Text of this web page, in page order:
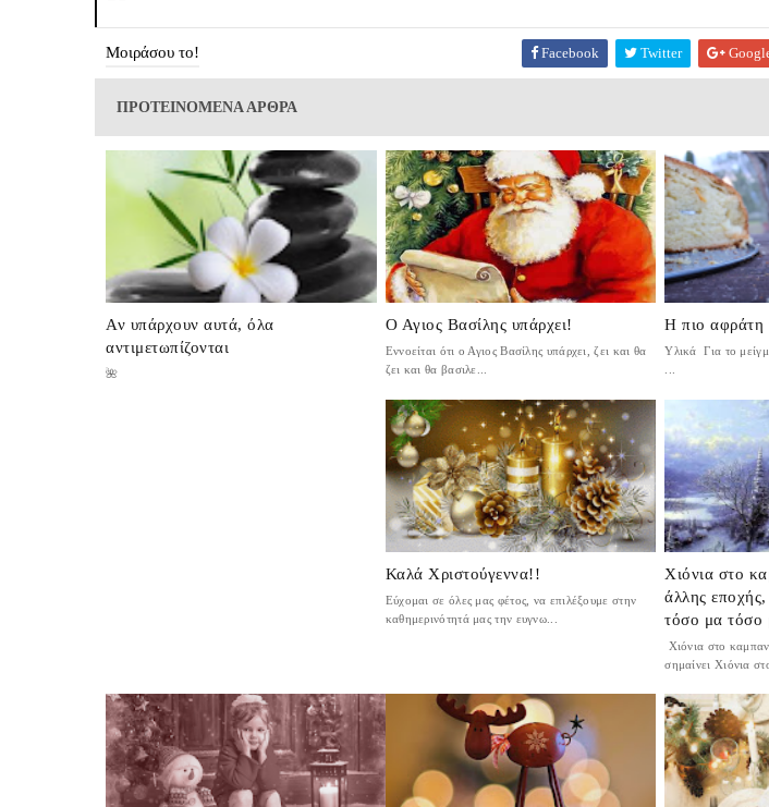
Μοιράσου το! Facebook Twitter
ΠΡΟΤΕΙΝΟΜΕΝΑ ΑΡΘΡΑ
Αν υπάρχουν αυτά, όλα
αντιμετωπίζονται
🌺
Ο Αγιος Βασίλης υπάρχει!
Εννοείται ότι ο Αγιος Βασίλης υπάρχει, ζει και θα
ζει και θα βασιλε...
Η πιο αφράτη
Υλικά Για το
Καλά Χριστούγεννα!!
Εύχομαι σε όλες μας φέτος, να επιλέξουμε στην
καθημερινότητά μας την ευγνω...
Χιόνια στο
άλλης εποχής,
τόσο μα τόσο
Χιόνια στο
σημαίνει Χιόνια